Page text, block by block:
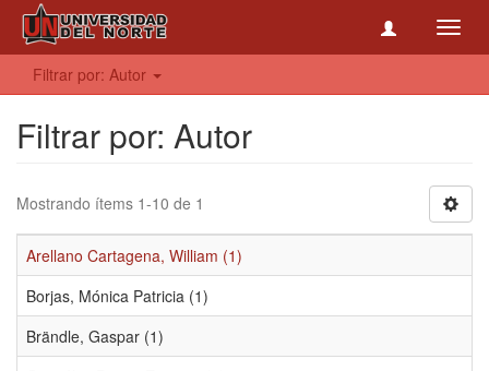
Filtrar por: Autor
Filtrar por: Autor
Mostrando ítems 1-10 de 1
Arellano Cartagena, William (1)
Borjas, Mónica Patricia (1)
Brändle, Gaspar (1)